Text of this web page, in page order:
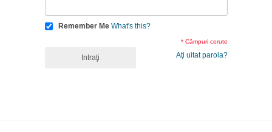
Remember Me What's this?
* Câmpuri cerute
Aţi uitat parola?
Intraţi